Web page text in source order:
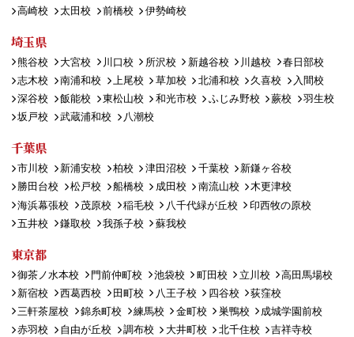
高崎校 太田校 前橋校 伊勢崎校
埼玉県
熊谷校 大宮校 川口校 所沢校 新越谷校 川越校
春日部校
志木校
南浦和校 上尾校 草加校 北浦和校 久喜校
入間校
深谷校
飯能校 東松山校 和光市校 ふじみ野校 蕨校
羽生校
坂戸校
武蔵浦和校 八潮校
千葉県
市川校 新浦安校 柏校 津田沼校 千葉校
新鎌ヶ谷校
勝田台校
松戸校 船橋校 成田校 南流山校
木更津校
海浜幕張校
茂原校 稲毛校 八千代緑が丘校
印西牧の原校
五井校
鎌取校 我孫子校 蘇我校
東京都
御茶ノ水本校 門前仲町校 池袋校 町田校 立川校
高田馬場校
新宿校
西葛西校 田町校 八王子校 四谷校
荻窪校
三軒茶屋校
錦糸町校 練馬校 金町校 巣鴨校
成城学園前校
赤羽校
自由が丘校 調布校 大井町校 北千住校
吉祥寺校